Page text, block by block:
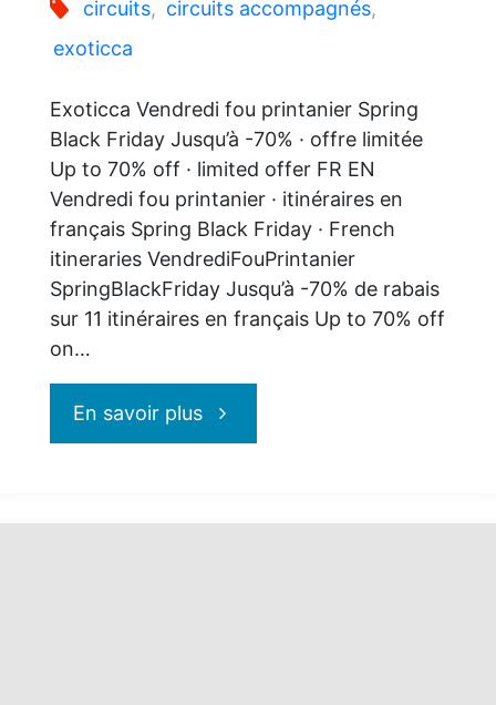
circuits, circuits accompagnés,
exoticca
Exoticca Vendredi fou printanier Spring
Black Friday Jusqu’à -70% · offre limitée
Up to 70% off · limited offer FR EN
Vendredi fou printanier · itinéraires en
français Spring Black Friday · French
itineraries VendrediFouPrintanier
SpringBlackFriday Jusqu’à -70% de rabais
sur 11 itinéraires en français Up to 70% off
on…
En savoir plus"Exoticca